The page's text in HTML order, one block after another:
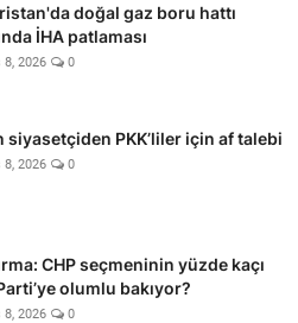
doğal gaz boru hattı
İHA patlaması
8, 2026 0
siyasetçiden PKK’liler için af talebi
8, 2026 0
CHP seçmeninin yüzde kaçı
olumlu bakıyor?
8, 2026 0